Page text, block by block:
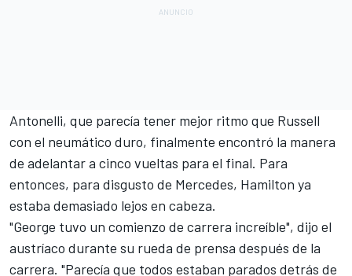
Antonelli, que parecía tener mejor ritmo que Russell
con el neumático duro, finalmente encontró la manera
de adelantar a cinco vueltas para el final. Para
entonces, para disgusto de Mercedes, Hamilton ya
estaba demasiado lejos en cabeza.
"George tuvo un comienzo de carrera increíble", dijo el
austríaco durante su rueda de prensa después de la
carrera. "Parecía que todos estaban parados detrás de